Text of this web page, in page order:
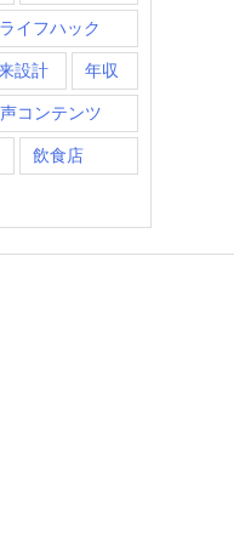
ライフハック
設計 年収
コンテンツ
飲食店